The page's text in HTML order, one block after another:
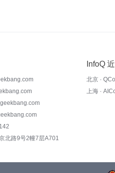
北路9号2幢7层A701
InfoQ
北京 ·
上海 ·